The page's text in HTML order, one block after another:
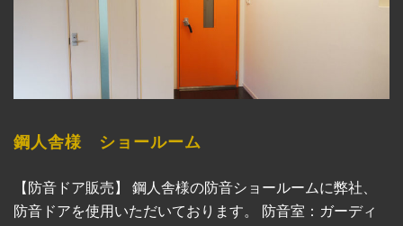
鋼人舎様 ショールーム
【防音ドア販売】 鋼人舎様の防音ショールームに弊社、
防音ドアを使用いただいております。 防音室：ガーディ